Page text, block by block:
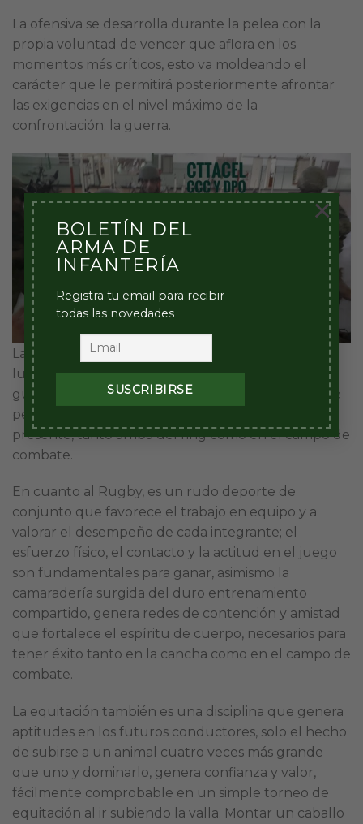
BOLETÍN DEL
ARMA DE
INFANTERÍA
Registra tu email para recibir
todas las novedades
×
La ofensiva se desarrolla durante la pelea con la
propia voluntad de vencer que aflora en los
momentos más críticos, esto va moldeando el
carácter que le permitirá posteriormente afrontar
las exigencias en el nivel máximo de la
confrontación: la guerra.
La oportunidad conjuga sincronización, tiempo,
lugar y objetivo ¿No sería este otro principio de la
guerra? Es primordial adquirirlo como esquema de
pensamiento, de esta forma siempre estará
presente, tanto arriba del ring como en el campo de
combate.
En cuanto al Rugby, es un rudo deporte de
conjunto que favorece el trabajo en equipo y a
valorar el desempeño de cada integrante; el
esfuerzo físico, el contacto y la actitud en el juego
son fundamentales para ganar, asimismo la
camaradería surgida del duro entrenamiento
compartido, genera redes de contención y amistad
que fortalece el espíritu de cuerpo, necesarios para
tener éxito tanto en la cancha como en el campo de
combate.
La equitación también es una disciplina que genera
aptitudes en los futuros conductores, solo el hecho
de subirse a un animal cuatro veces más grande
que uno y dominarlo, genera confianza y valor,
fácilmente comprobable en un simple torneo de
equitación al ir subiendo la valla. Montar un caballo